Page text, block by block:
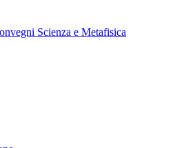
Scienza e Metafisica